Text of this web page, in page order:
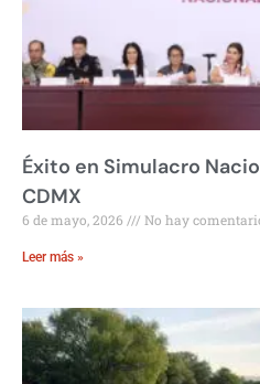
Éxito en Simulacro
CDMX
6 de mayo, 2026 No hay
Leer más »